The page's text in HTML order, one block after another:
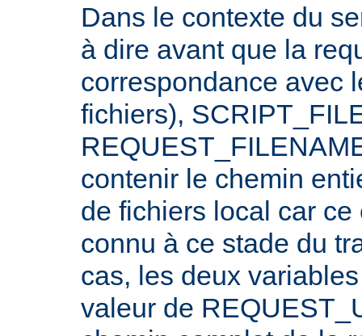
Dans le contexte du
à dire avant que la
correspondance avec
fichiers),
contenir le chemin
de fichiers local car
connu à ce stade du
cas, les deux
valeur de